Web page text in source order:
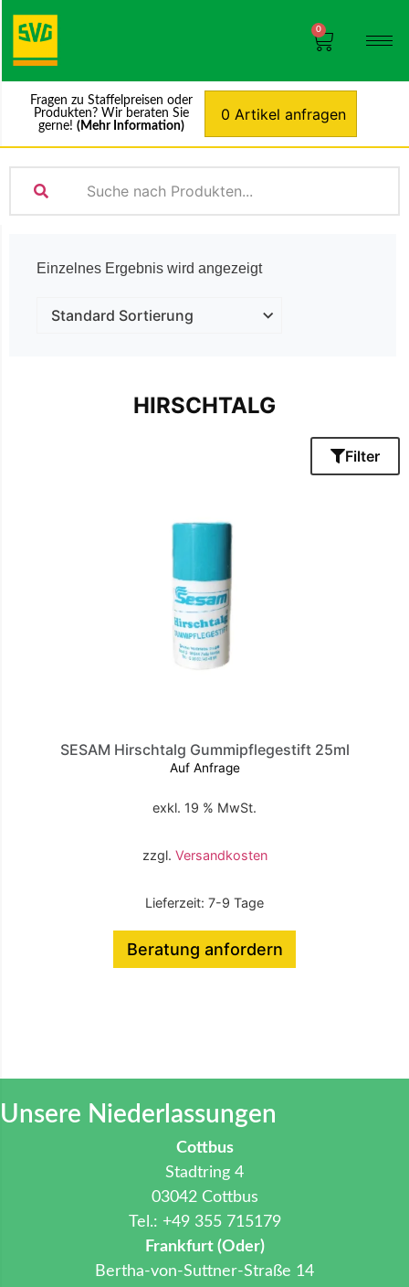
0
Fragen zu Staffelpreisen oder
Produkten? Wir beraten Sie
gerne! (Mehr Information)
0 Artikel anfragen
Einzelnes Ergebnis wird angezeigt
HIRSCHTALG
Filter
SESAM Hirschtalg Gummipflegestift 25ml
Auf Anfrage
Beratung anfordern
exkl. 19 % MwSt.
zzgl. Versandkosten
Lieferzeit: 7-9 Tage
Unsere Niederlassungen
Cottbus
Stadtring 4
03042 Cottbus
Tel.: +49 355 715179
Frankfurt (Oder)
Bertha-von-Suttner-Straße 14